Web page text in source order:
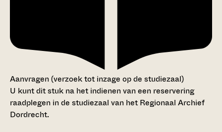
Aanvragen (verzoek tot inzage op de studiezaal)
U kunt dit stuk na het indienen van een reservering
raadplegen in de studiezaal van het Regionaal Archief
Dordrecht.